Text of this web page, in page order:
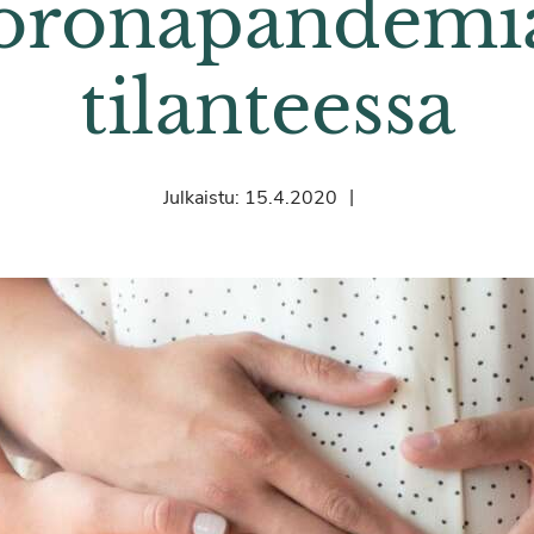
tilanteessa
Julkaistu: 15.4.2020 |